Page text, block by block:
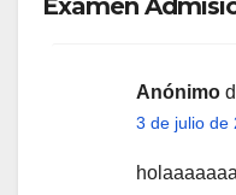
Examen
Anónimo
3 de julio de